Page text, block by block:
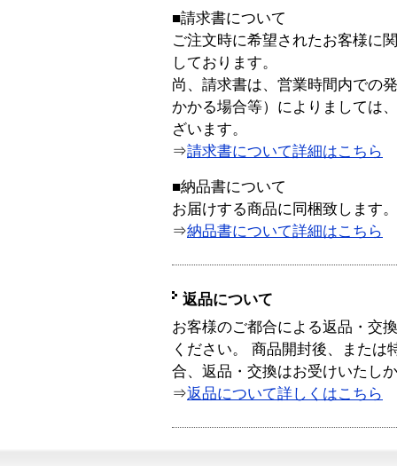
■請求書について
ご注文時に希望されたお客様に
しております。
尚、請求書は、営業時間内での
かかる場合等）によりましては
ざいます。
⇒請求書について詳細はこちら
■納品書について
お届けする商品に同梱致します。
⇒納品書について詳細はこちら
返品について
お客様のご都合による返品・交
ください。 商品開封後、または
合、返品・交換はお受けいたし
⇒返品について詳しくはこちら